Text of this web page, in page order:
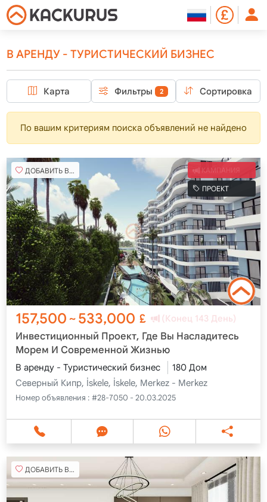
В АРЕНДУ - ТУРИСТИЧЕСКИЙ БИЗНЕС
Карта Фильтры 2 Сортировка
По вашим критериям поиска объявлений не найдено
ДОБАВИТЬ В ИЗБРАННОЕ КАМПАНИЯ
ПРОЕКТ
157,500~533,000 £ (Конец 143 День)
Инвестиционный Проект, Где Вы Насладитесь
Морем И Современной Жизнью
В аренду - Туристический бизнес
180 Дом
Северный Кипр, İskele, İskele, Merkez - Merkez
Номер объявления : #28-7050 - 20.03.2025
ДОБАВИТЬ В ИЗБРАННОЕ